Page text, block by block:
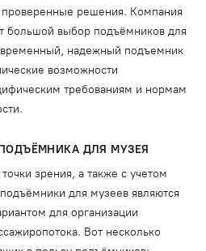
решения. Компания
большой выбор подъёмников для
надежный подъемник
возможности
требованиям и нормам
ДЛЯ МУЗЕЯ
зрения, а также с учетом
для музеев являются
для организации
Вот несколько